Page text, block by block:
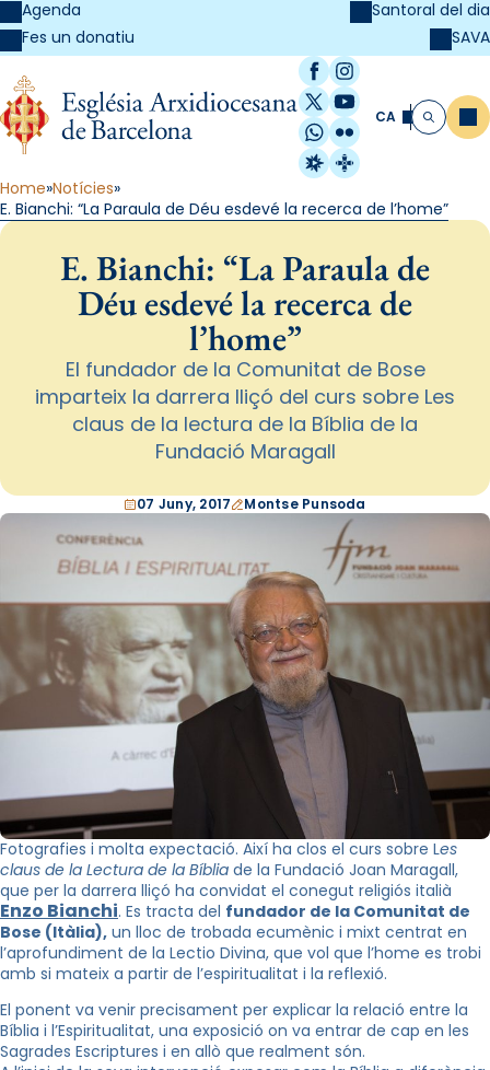
Agenda
Fes un donatiu
Santoral del dia
SAVA
Facebook
Instagram
X / Twitter
YouTube
WhatsApp
Flickr
Radio Estel
Catalunya
CA Cerca
Home Notícies
E. Bianchi: “La Paraula de Déu esdevé la recerca de l’home”
E. Bianchi: “La Paraula de
Déu esdevé la recerca de
l’home”
El fundador de la Comunitat de Bose
imparteix la darrera lliçó del curs sobre Les
claus de la lectura de la Bíblia de la
Fundació Maragall
07 Juny, 2017 Montse Punsoda
Fotografies i molta expectació. Així ha clos el curs sobre Les
claus de la Lectura de la Bíblia de la Fundació Joan Maragall,
que per la darrera lliçó ha convidat el conegut religiós italià
Enzo Bianchi. Es tracta del fundador de la Comunitat de
Bose (Itàlia), un lloc de trobada ecumènic i mixt centrat en
l’aprofundiment de la Lectio Divina, que vol que l’home es trobi
amb si mateix a partir de l’espiritualitat i la reflexió.
El ponent va venir precisament per explicar la relació entre la
Bíblia i l’Espiritualitat, una exposició on va entrar de cap en les
Sagrades Escriptures i en allò que realment són.